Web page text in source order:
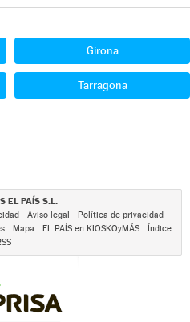
Girona
Tarragona
EL PAÍS S.L.
Aviso legal
Política de privacidad
Mapa EL PAÍS en KIOSKOyMÁS
Índice